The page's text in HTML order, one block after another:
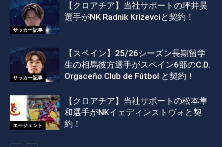
サッカー記事
【クロアチア】当社サポートの坪井昊
選手がNK Radnik Krizevciと契約！
サッカー記事
【スペイン】25/26シーズン長期留学
生の相馬彼方選手がスペイン6部のC.D.
Orgaceño Club de Fútbol と契約！
エージェント
【クロアチア】当社サポートの松本隼
和選手がNKイェディンストヴォと契
約！